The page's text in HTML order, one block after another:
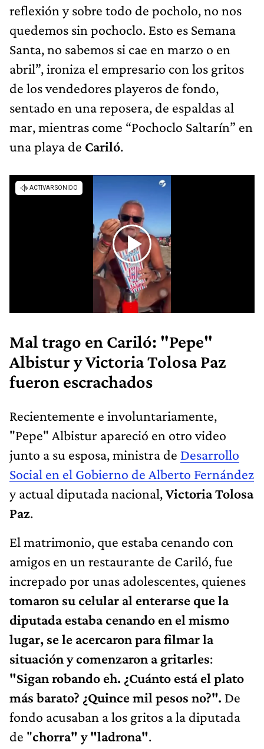
reflexión y sobre todo de pocholo, no nos
quedemos sin pochoclo. Esto es Semana
Santa, no sabemos si cae en marzo o en
abril”, ironiza el empresario con los gritos
de los vendedores playeros de fondo,
sentado en una reposera, de espaldas al
mar, mientras come “Pochoclo Saltarín” en
una playa de Cariló.
Mal trago en Cariló: "Pepe"
Albistur y Victoria Tolosa Paz
fueron escrachados
Recientemente e involuntariamente,
"Pepe" Albistur apareció en otro video
junto a su esposa, ministra de Desarrollo
Social en el Gobierno de Alberto Fernández
y actual diputada nacional,Victoria Tolosa
Paz.
El matrimonio, que estaba cenando con
amigos en un restaurante de Cariló, fue
increpado por unas adolescentes, quienes
tomaron su celular al enterarse que la
diputada estaba cenando en el mismo
lugar, se le acercaron para filmar la
situación y comenzaron a gritarles:
"Sigan robando eh. ¿Cuánto está el plato
más barato? ¿Quince mil pesos no?". De
fondo acusaban a los gritos a la diputada
de "chorra" y "ladrona".